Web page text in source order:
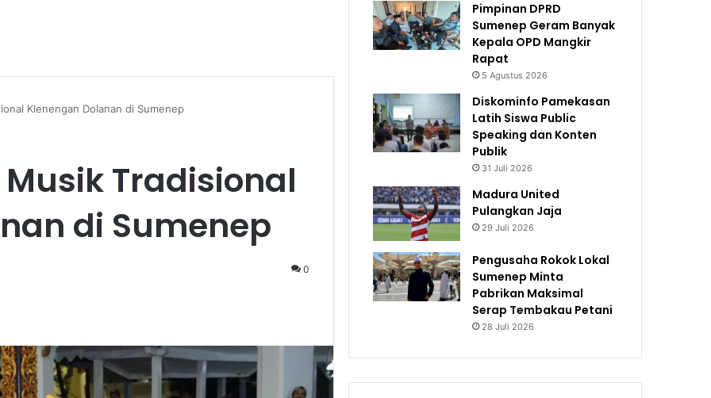
Klenengan Dolanan di Sumenep
Tradisional
di Sumenep
0
Pimpinan DPRD
Sumenep Geram Banyak
Kepala OPD Mangkir
Rapat
5 Agustus 2026
Diskominfo Pamekasan
Latih Siswa Public
Speaking dan Konten
Publik
31 Juli 2026
Madura United
Pulangkan Jaja
29 Juli 2026
Pengusaha Rokok Lokal
Sumenep Minta
Pabrikan Maksimal
Serap Tembakau Petani
28 Juli 2026